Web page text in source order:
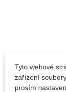
Tyto webové
zařízení
prosím